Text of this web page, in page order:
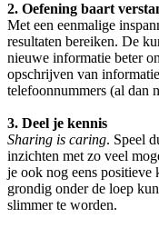
2. Oefening baart
Met een eenmalige
resultaten bereiken. De
nieuwe informatie beter
opschrijven van
telefoonnummers (al dan
3. Deel je kennis
Sharing is caring. Speel
inzichten met zo veel
je ook nog eens
grondig onder de loep
slimmer te worden.